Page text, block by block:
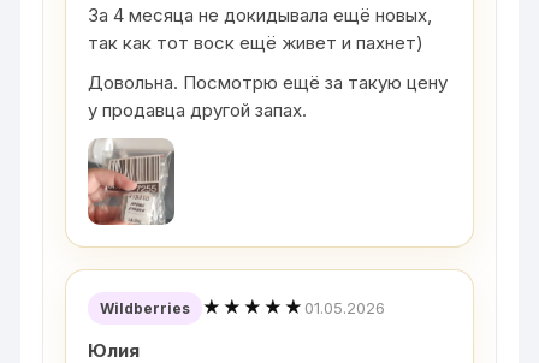
За 4 месяца не докидывала ещё новых,
так как тот воск ещё живет и пахнет)
Довольна. Посмотрю ещё за такую цену
у продавца другой запах.
Wildberries ★★★★★ 01.05.2026
Юлия